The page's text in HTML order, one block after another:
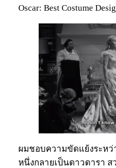
Oscar: Best Costume
ผมชอบความขัดแย้งระหว่
หนึ่งกลายเป็นดาวดารา